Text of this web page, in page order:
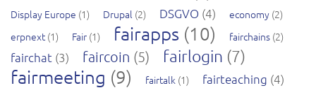
Display Europe (1) Drupal (2) DSGVO (4) economy (2)
erpnext (1) Fair (1) fairapps (10) fairchains (2)
fairchat (3) faircoin (5) fairlogin (7)
fairmeeting (9) fairtalk (1) fairteaching (4)